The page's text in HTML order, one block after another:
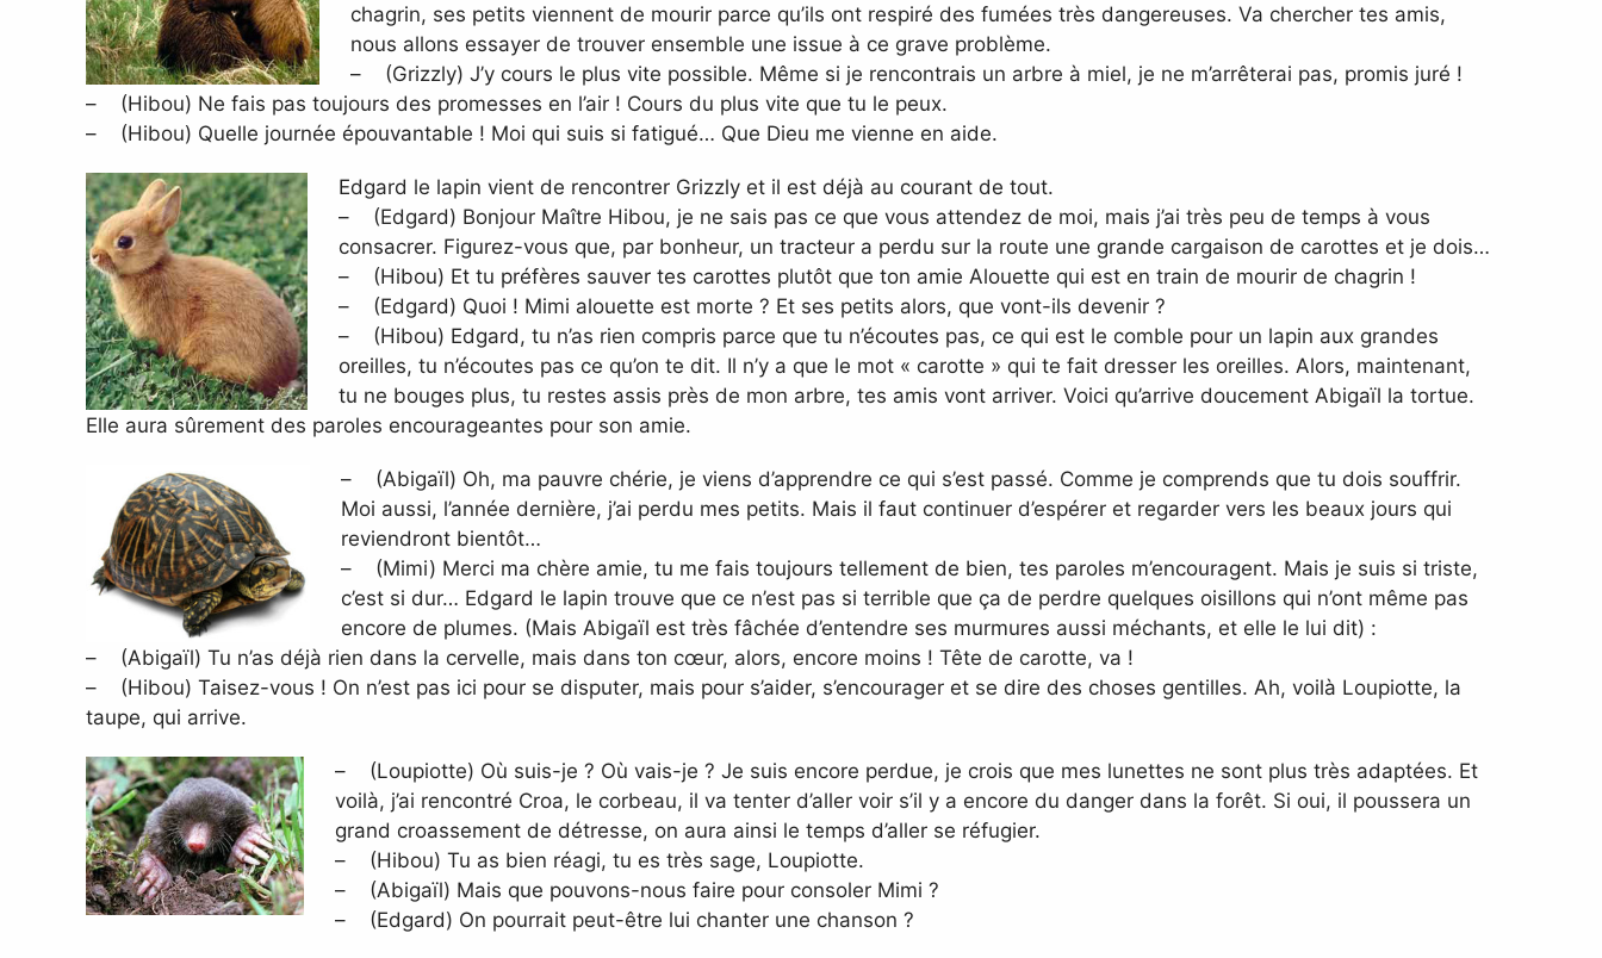
chagrin, ses petits viennent de mourir parce qu’ils ont respiré des fumées très dangereuses. Va chercher tes amis,
nous allons essayer de trouver ensemble une issue à ce grave problème.
– (Grizzly) J’y cours le plus vite possible. Même si je rencontrais un arbre à miel, je ne m’arrêterai pas, promis juré !
– (Hibou) Ne fais pas toujours des promesses en l’air ! Cours du plus vite que tu le peux.
– (Hibou) Quelle journée épouvantable ! Moi qui suis si fatigué… Que Dieu me vienne en aide.
Edgard le lapin vient de rencontrer Grizzly et il est déjà au courant de tout.
– (Edgard) Bonjour Maître Hibou, je ne sais pas ce que vous attendez de moi, mais j’ai très peu de temps à vous
consacrer. Figurez-vous que, par bonheur, un tracteur a perdu sur la route une grande cargaison de carottes et je dois…
– (Hibou) Et tu préfères sauver tes carottes plutôt que ton amie Alouette qui est en train de mourir de chagrin !
– (Edgard) Quoi ! Mimi alouette est morte ? Et ses petits alors, que vont-ils devenir ?
– (Hibou) Edgard, tu n’as rien compris parce que tu n’écoutes pas, ce qui est le comble pour un lapin aux grandes
oreilles, tu n’écoutes pas ce qu’on te dit. Il n’y a que le mot « carotte » qui te fait dresser les oreilles. Alors, maintenant,
tu ne bouges plus, tu restes assis près de mon arbre, tes amis vont arriver. Voici qu’arrive doucement Abigaïl la tortue.
Elle aura sûrement des paroles encourageantes pour son amie.
– (Abigaïl) Oh, ma pauvre chérie, je viens d’apprendre ce qui s’est passé. Comme je comprends que tu dois souffrir.
Moi aussi, l’année dernière, j’ai perdu mes petits. Mais il faut continuer d’espérer et regarder vers les beaux jours qui
reviendront bientôt…
– (Mimi) Merci ma chère amie, tu me fais toujours tellement de bien, tes paroles m’encouragent. Mais je suis si triste,
c’est si dur… Edgard le lapin trouve que ce n’est pas si terrible que ça de perdre quelques oisillons qui n’ont même pas
encore de plumes. (Mais Abigaïl est très fâchée d’entendre ses murmures aussi méchants, et elle le lui dit) :
– (Abigaïl) Tu n’as déjà rien dans la cervelle, mais dans ton cœur, alors, encore moins ! Tête de carotte, va !
– (Hibou) Taisez-vous ! On n’est pas ici pour se disputer, mais pour s’aider, s’encourager et se dire des choses gentilles. Ah, voilà Loupiotte, la
taupe, qui arrive.
– (Loupiotte) Où suis-je ? Où vais-je ? Je suis encore perdue, je crois que mes lunettes ne sont plus très adaptées. Et
voilà, j’ai rencontré Croa, le corbeau, il va tenter d’aller voir s’il y a encore du danger dans la forêt. Si oui, il poussera un
grand croassement de détresse, on aura ainsi le temps d’aller se réfugier.
– (Hibou) Tu as bien réagi, tu es très sage, Loupiotte.
– (Abigaïl) Mais que pouvons-nous faire pour consoler Mimi ?
– (Edgard) On pourrait peut-être lui chanter une chanson ?